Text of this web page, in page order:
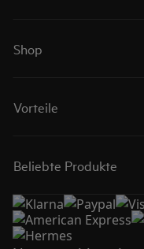
Shop
Vorteile
Beliebte Produkte